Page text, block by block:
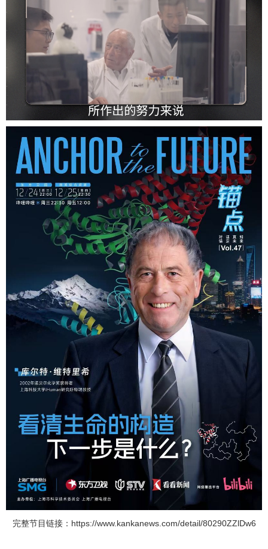
完整节目链接： https://www.kankanews.com/detail/80290ZZlDw6